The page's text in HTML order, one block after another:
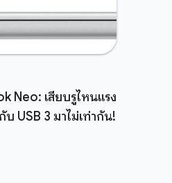
Neo: เสียบรูไหนแรง
บ USB 3 มาไม่เท่ากัน!